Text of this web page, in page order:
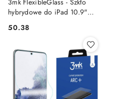
3mk FlexibleGlass - Szkło
hybrydowe do iPad 10.9"
Cena:
50.38